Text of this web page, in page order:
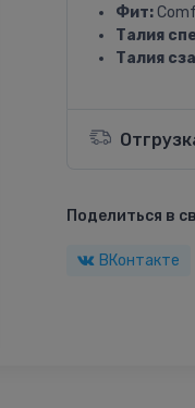
Фит:
Талия
Талия
Поделиться в
ВКонтакте